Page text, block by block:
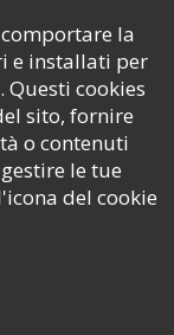
la
e installati per
cookies
sito, fornire
o contenuti
le tue
del cookie
5/5
/5